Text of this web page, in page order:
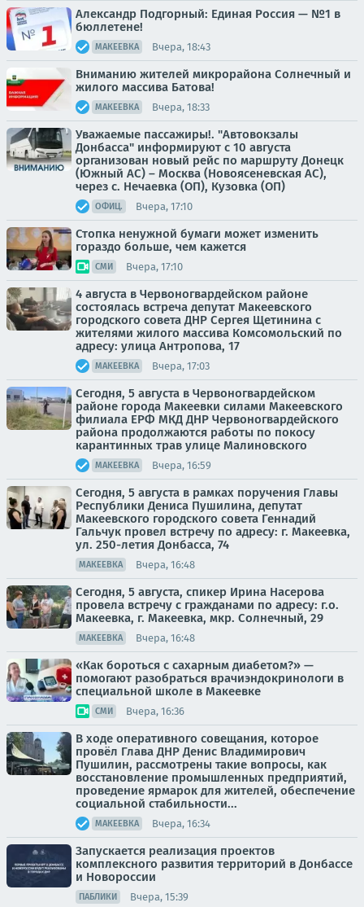
Александр Подгорный: Единая Россия — №1 в
бюллетене!
МАКЕЕВКА Вчера, 18:43
Вниманию жителей микрорайона Солнечный и
жилого массива Батова!
МАКЕЕВКА Вчера, 18:33
Уважаемые пассажиры!. "Автовокзалы
Донбасса" информируют с 10 августа
организован новый рейс по маршруту Донецк
(Южный АС) – Москва (Новоясеневская АС),
через с. Нечаевка (ОП), Кузовка (ОП)
ОФИЦ. Вчера, 17:10
Стопка ненужной бумаги может изменить
гораздо больше, чем кажется
СМИ Вчера, 17:10
4 августа в Червоногвардейском районе
состоялась встреча депутат Макеевского
городского совета ДНР Сергея Щетинина с
жителями жилого массива Комсомольский по
адресу: улица Антропова, 17
МАКЕЕВКА Вчера, 17:03
Сегодня, 5 августа в Червоногвардейском
районе города Макеевки силами Макеевского
филиала ЕРФ МКД ДНР Червоногвардейского
района продолжаются работы по покосу
карантинных трав улице Малиновского
МАКЕЕВКА Вчера, 16:59
Сегодня, 5 августа в рамках поручения Главы
Республики Дениса Пушилина, депутат
Макеевского городского совета Геннадий
Гальчук провел встречу по адресу: г. Макеевка,
ул. 250-летия Донбасса, 74
МАКЕЕВКА Вчера, 16:48
Сегодня, 5 августа, спикер Ирина Насерова
провела встречу с гражданами по адресу: г.о.
Макеевка, г. Макеевка, мкр. Солнечный, 29
МАКЕЕВКА Вчера, 16:48
«Как бороться с сахарным диабетом?» —
помогают разобраться врачиэндокринологи в
специальной школе в Макеевке
СМИ Вчера, 16:36
В ходе оперативного совещания, которое
провёл Глава ДНР Денис Владимирович
Пушилин, рассмотрены такие вопросы, как
восстановление промышленных предприятий,
проведение ярмарок для жителей, обеспечение
социальной стабильности...
МАКЕЕВКА Вчера, 16:34
Запускается реализация проектов
комплексного развития территорий в Донбассе
и Новороссии
ПАБЛИКИ Вчера, 15:39